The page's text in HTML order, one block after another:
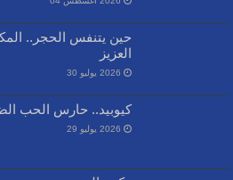
حين يتنفس الحجر..
العزيز
2026 يوليو 30
كيوبيد.. حارس الحب
2026 يوليو 29